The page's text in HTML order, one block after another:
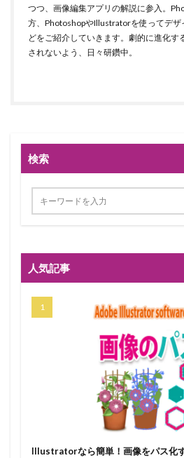
つつ、画像編集アプリの解説に参入。
方、PhotoshopやIllustratorを使ってデザ
どをご紹介していきます。劇的に進化す
されないよう、日々研鑽中。
検索
人気記事
Illustratorなら簡単！画像をパス化